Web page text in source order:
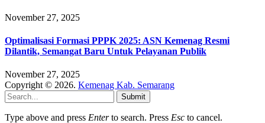
November 27, 2025
Optimalisasi Formasi PPPK 2025: ASN Kemenag Resmi
Dilantik, Semangat Baru Untuk Pelayanan Publik
November 27, 2025
Copyright © 2026. Kemenag Kab. Semarang
Submit
Type above and press Enterto search. Press Esc to cancel.